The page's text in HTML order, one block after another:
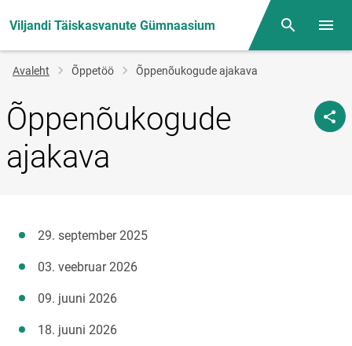
Viljandi Täiskasvanute Gümnaasium Otsing
Jälglink
Avaleht Õppetöö Õppenõukogude ajakava
Õppenõukogude
ajakava
29. september 2025
03. veebruar 2026
09. juuni 2026
18. juuni 2026